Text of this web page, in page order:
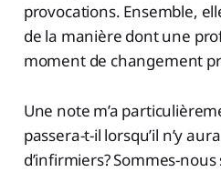
provocations. Ensemble,
de la manière dont une
moment de changement
Une note m’a
passera-t-il lorsqu’il n’y
d’infirmiers? Sommes-